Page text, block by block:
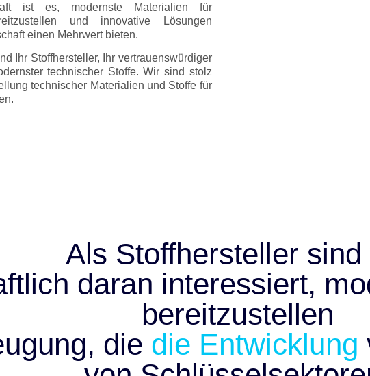
ist es, modernste Materialien für
und innovative Lösungen
einen Mehrwert bieten.
Ihr Stoffhersteller, Ihr vertrauenswürdiger
technischer Stoffe. Wir sind stolz
technischer Materialien und Stoffe für
Als Stoffhersteller sind
daran interessiert,
bereitzustellen
die die Entwicklung